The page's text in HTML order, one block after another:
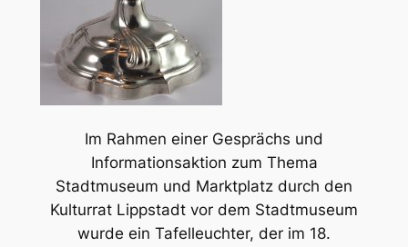
Im Rahmen einer Gesprächs und
Informationsaktion zum Thema
Stadtmuseum und Marktplatz durch den
Kulturrat Lippstadt vor dem Stadtmuseum
wurde ein Tafelleuchter, der im 18.